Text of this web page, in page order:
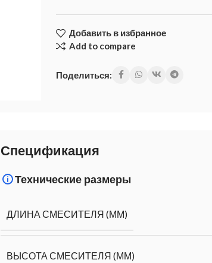
Добавить в избранное
Add to compare
Поделиться:
Спецификация
Технические размеры
ДЛИНА СМЕСИТЕЛЯ (ММ)
ВЫСОТА СМЕСИТЕЛЯ (ММ)